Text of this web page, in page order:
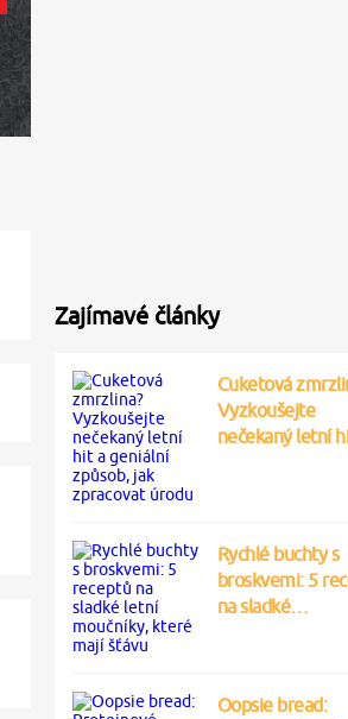
Zajímavé články
Cuketová
Vyzkoušejte
nečekaný letní
Rychlé buchty s
broskvemi: 5
na sladké…
Oopsie bread: